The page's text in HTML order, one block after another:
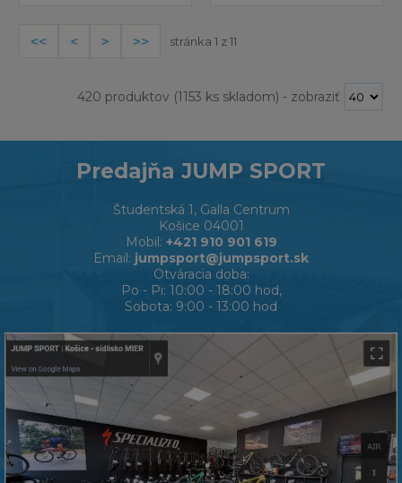
stránka 1 z 11
420 produktov(1153 ks skladom) - zobraziť
Predajňa JUMP SPORT
Študentská 1, Galla Centrum
Košice 04001
Mobil: +421 910 901 619
Email: jumpsport@jumpsport.sk
Otváracia doba:
Po - Pi: 10:00 - 18:00 hod,
Sobota: 9:00 - 13:00 hod